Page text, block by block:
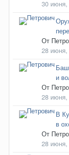
30 июня,
От
28 июня,
и
От
28 июня,
В
в
От
28 июня,